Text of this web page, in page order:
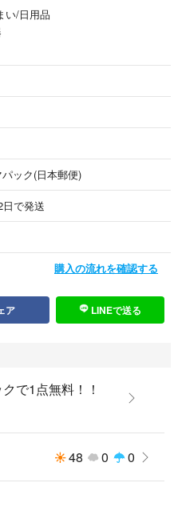
い/日用品
ック(日本郵便)
で発送
購入の流れを確認する
ア LINEで送る
で1点無料！！
48 0 0